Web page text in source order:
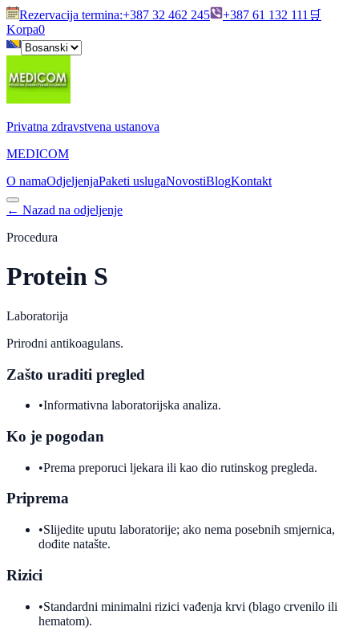
Rezervacija termina:+387 32 462 245 +387 61 132 111 🛒
Korpa0
Privatna zdravstvena ustanova
MEDICOM
O namaOdjeljenjaPaketi uslugaNovostiBlogKontakt
← Nazad na odjeljenje
Procedura
Protein S
Laboratorija
Prirodni antikoagulans.
Zašto uraditi pregled
•Informativna laboratorijska analiza.
Ko je pogodan
•Prema preporuci ljekara ili kao dio rutinskog pregleda.
Priprema
•Slijedite uputu laboratorije; ako nema posebnih smjernica,
dođite natašte.
Rizici
•Standardni minimalni rizici vađenja krvi (blago crvenilo ili
hematom).